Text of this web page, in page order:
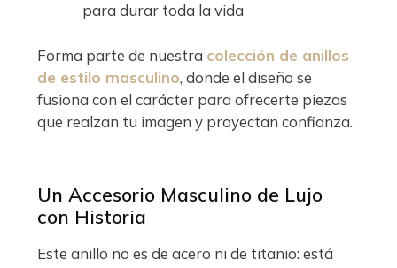
para durar toda la vida
Forma parte de nuestra colección de anillos
de estilo masculino, donde el diseño se
fusiona con el carácter para ofrecerte piezas
que realzan tu imagen y proyectan confianza.
Un Accesorio Masculino de Lujo
con Historia
Este anillo no es de acero ni de titanio: está